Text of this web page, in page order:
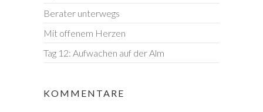
Berater unterwegs
Mit offenem Herzen
Tag 12: Aufwachen auf der Alm
KOMMENTARE